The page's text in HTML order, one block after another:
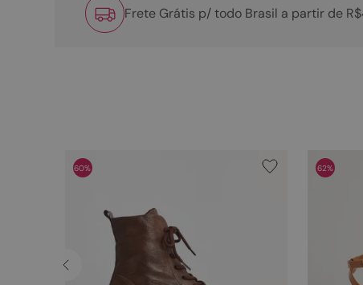
Frete Grátis p/ todo Brasil a partir de
60% 62%